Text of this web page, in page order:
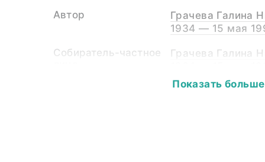
Автор
Грачева Галина
1934 — 15 мая
Собиратель-частное
Грачева Галина
Хлобыстин
Показать больше